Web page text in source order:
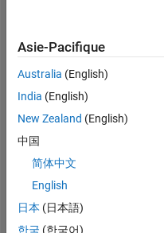
CONTRIBUTIONS L
0
4
Asie-Pacifique
Australia (English)
India (English)
New Zealand (English)
中国
简体中文
English
日本 (日本語)
한국 (한국어)